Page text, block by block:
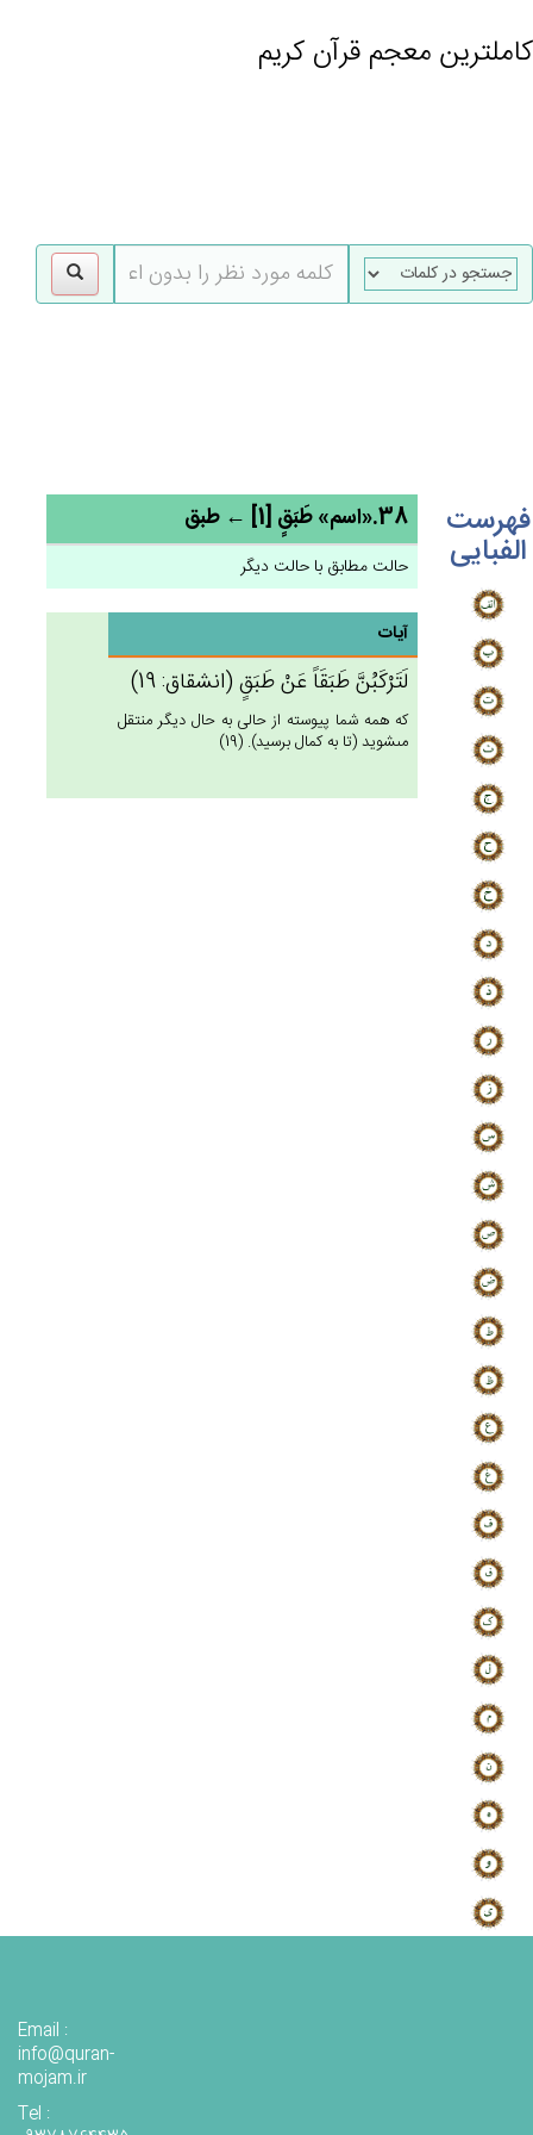
کاملترین معجم قرآن کریم
فهرست
الفبایی
38.«اسم» طَبَق‌ٍ [1] ← طبق
حالت مطابق با حالت دیگر
آیات
لَتَرْكَبُن‌َّ طَبَقَاً عَن‌ْ طَبَق‌ٍ (انشقاق: 19)
كه همه شما پيوسته از حالى به حال ديگر منتقل
مى‏شويد (تا به كمال برسيد). (19)
Email :
info@quran-
mojam.ir
Tel :